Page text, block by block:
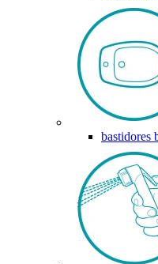
bastidores